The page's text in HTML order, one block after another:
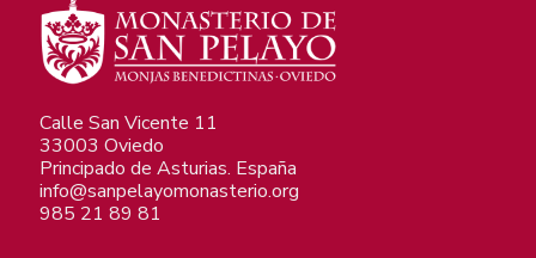
Calle San Vicente 11
33003 Oviedo
Principado de Asturias. España
info@sanpelayomonasterio.org
985 21 89 81